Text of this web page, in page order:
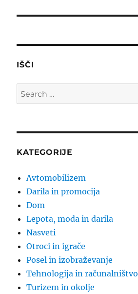
IŠČI
Search
for:
KATEGORIJE
Avtomobilizem
Darila in promocija
Dom
Lepota, moda in darila
Nasveti
Otroci in igrače
Posel in izobraževanje
Tehnologija in računalništvo
Turizem in okolje